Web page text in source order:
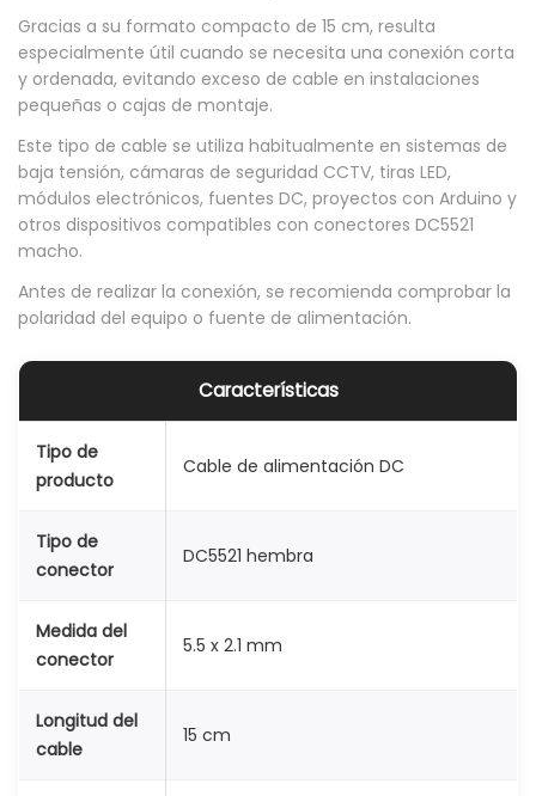
c
i
ó
n
D
C
H
e
m
a
5
.
*
2
1
m
1
Gracias a su formato compacto de 15 cm, resulta
especialmente útil cuando se necesita una conexión corta
y ordenada, evitando exceso de cable en instalaciones
pequeñas o cajas de montaje.
Este tipo de cable se utiliza habitualmente en sistemas de
baja tensión, cámaras de seguridad CCTV, tiras LED,
módulos electrónicos, fuentes DC, proyectos con Arduino y
otros dispositivos compatibles con conectores DC5521
macho.
Antes de realizar la conexión, se recomienda comprobar la
polaridad del equipo o fuente de alimentación.
Características
Tipo de
producto
Cable de alimentación DC
Tipo de
conector
DC5521 hembra
Medida del
conector
5.5 x 2.1 mm
Longitud del
cable
15 cm